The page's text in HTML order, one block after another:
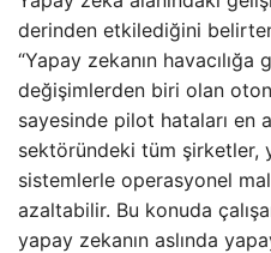
derinden etkilediğini
“Yapay zekanın
değişimlerden biri olan
sayesinde pilot hataları en
sektöründeki tüm şirketler,
sistemlerle operasyonel
azaltabilir. Bu konuda
yapay zekanın aslında